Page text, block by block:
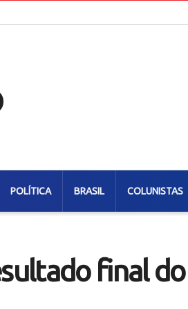
POLÍTICA BRASIL COLUNISTAS
final do